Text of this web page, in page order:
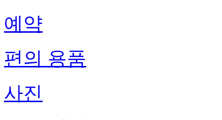
예약
편의 용품
사진